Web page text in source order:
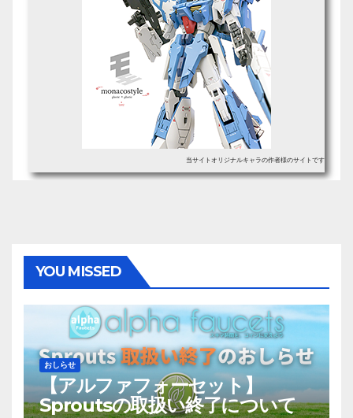
当サイトオリジナルキャラの作者様のサイトです
YOU MISSED
おしらせ
【アルファフォーセット】
Sproutsの取扱い終了について